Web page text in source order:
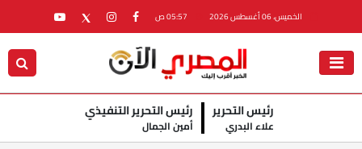
الخميس، 06 أغسطس 2026
رئيس التحرير
علاء البدري
رئيس التحرير التنفيذي
أمين الجمال